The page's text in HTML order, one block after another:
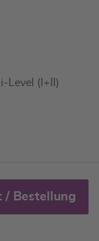
Level (I+II)
/ Bestellung